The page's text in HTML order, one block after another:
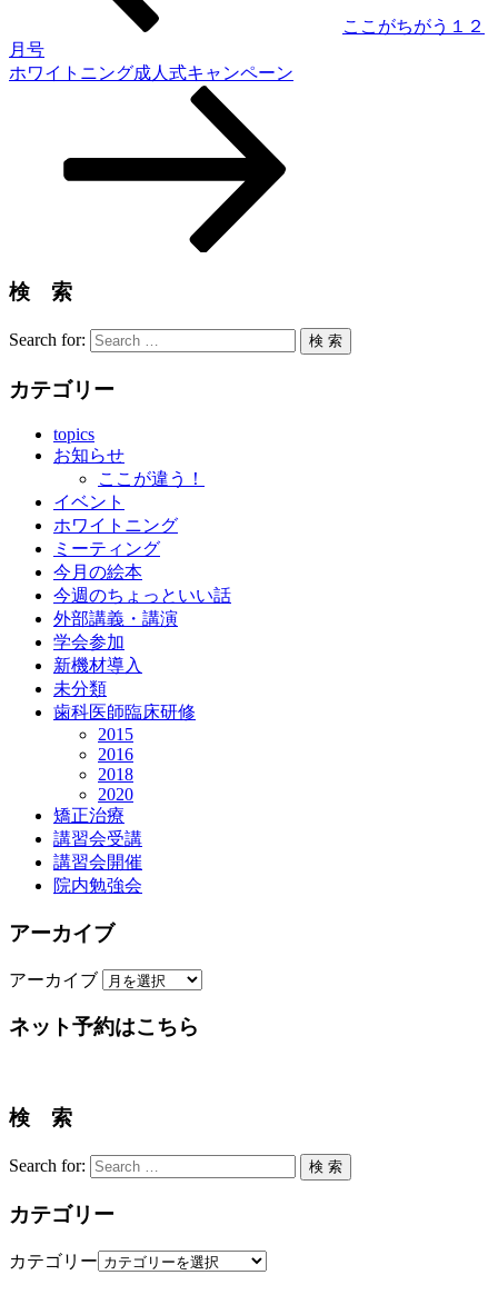
ここがちがう１２
月号
ホワイトニング成人式キャンペーン
検 索
Search for: 検 索
カテゴリー
topics
お知らせ
ここが違う！
イベント
ホワイトニング
ミーティング
今月の絵本
今週のちょっといい話
外部講義・講演
学会参加
新機材導入
未分類
歯科医師臨床研修
2015
2016
2018
2020
矯正治療
講習会受講
講習会開催
院内勉強会
アーカイブ
アーカイブ
ネット予約はこちら
検 索
Search for: 検 索
カテゴリー
カテゴリー